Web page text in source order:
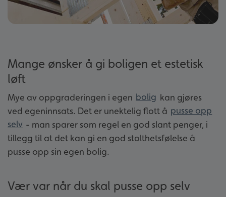
Mange ønsker å gi boligen et estetisk
løft
Mye av oppgraderingen i egen bolig kan gjøres
ved egeninnsats. Det er unektelig flott å pusse opp
selv - man sparer som regel en god slant penger, i
tillegg til at det kan gi en god stolthetsfølelse å
pusse opp sin egen bolig.
Vær var når du skal pusse opp selv